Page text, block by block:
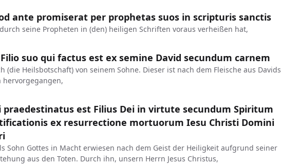
ante promiserat per prophetas suos in scripturis sanctis
seine Propheten in (den) heiligen Schriften voraus verheißen hat,
suo qui factus est ex semine David secundum carnem
(die Heilsbotschaft) von seinem Sohne. Dieser ist nach dem Fleische aus Davids
hervorgegangen,
praedestinatus est Filius Dei in virtute secundum Spiritum
ex resurrectione mortuorum Iesu Christi Domini
Sohn Gottes in Macht erwiesen nach dem Geist der Heiligkeit aufgrund seiner
aus den Toten. Durch ihn, unsern Herrn Jesus Christus,